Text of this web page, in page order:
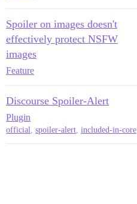
Spoiler on images doesn't
effectively protect NSFW
images
Feature
Discourse Spoiler-Alert
Plugin
official, spoiler-alert, included-in-core